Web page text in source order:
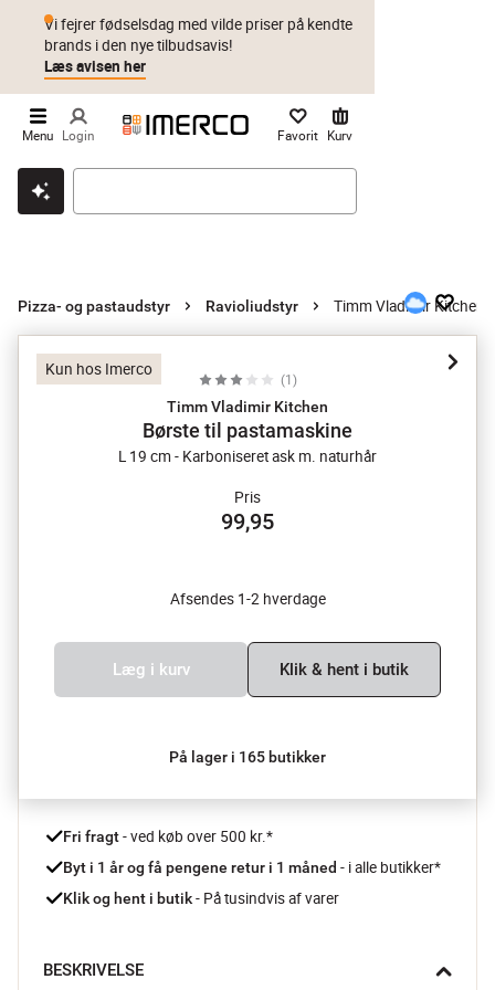
Klik & hent Byt i 1 år Prismatch
Vi fejrer fødselsdag med vilde priser på kendte
brands i den nye tilbudsavis!
Læs avisen her
Menu Login Favorit Kurv
Pizza- og pastaudstyr Ravioliudstyr Timm Vladimir Kitchen
Kun hos Imerco
(1 )
Timm Vladimir Kitchen
Børste til pastamaskine
L 19 cm - Karboniseret ask m. naturhår
Pris
99,95
Afsendes 1-2 hverdage
Læg i kurv Klik & hent i butik
På lager i 165 butikker
Fri fragt - ved køb over 500 kr.*
Byt i 1 år og få pengene retur i 1 måned - i alle butikker*
Klik og hent i butik - På tusindvis af varer
BESKRIVELSE